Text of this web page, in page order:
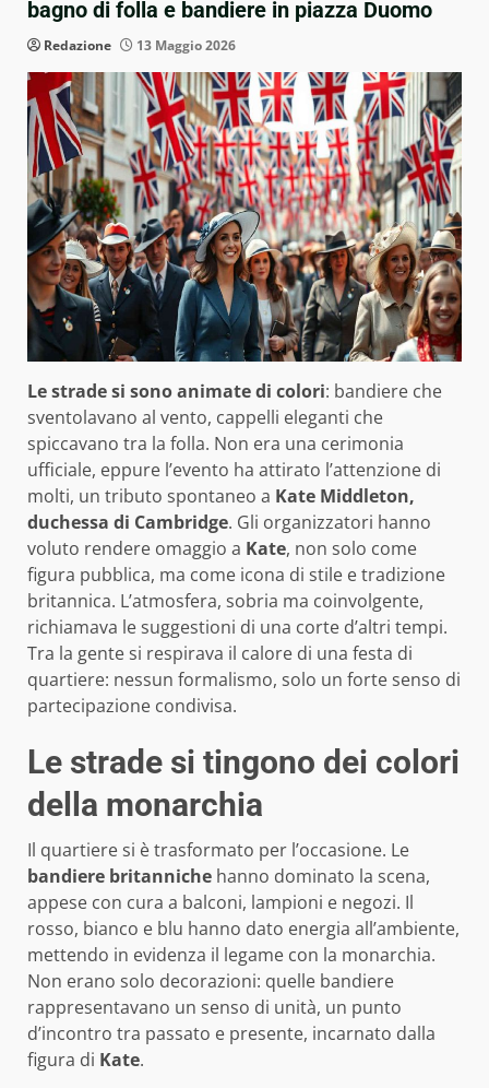
bagno di folla e bandiere in piazza Duomo
Redazione 13 Maggio 2026
Le strade si sono animate di colori: bandiere che
sventolavano al vento, cappelli eleganti che
spiccavano tra la folla. Non era una cerimonia
ufficiale, eppure l’evento ha attirato l’attenzione di
molti, un tributo spontaneo a Kate Middleton,
duchessa di Cambridge. Gli organizzatori hanno
voluto rendere omaggio a Kate, non solo come
figura pubblica, ma come icona di stile e tradizione
britannica. L’atmosfera, sobria ma coinvolgente,
richiamava le suggestioni di una corte d’altri tempi.
Tra la gente si respirava il calore di una festa di
quartiere: nessun formalismo, solo un forte senso di
partecipazione condivisa.
Le strade si tingono dei colori
della monarchia
Il quartiere si è trasformato per l’occasione. Le
bandiere britanniche hanno dominato la scena,
appese con cura a balconi, lampioni e negozi. Il
rosso, bianco e blu hanno dato energia all’ambiente,
mettendo in evidenza il legame con la monarchia.
Non erano solo decorazioni: quelle bandiere
rappresentavano un senso di unità, un punto
d’incontro tra passato e presente, incarnato dalla
figura di Kate.